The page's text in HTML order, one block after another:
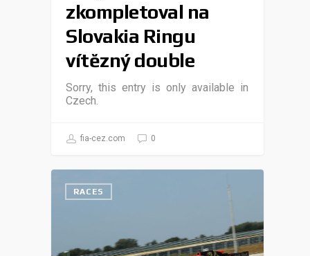
zkompletoval na
Slovakia Ringu
vítězný double
Sorry, this entry is only available in
Czech.
fia-cez.com 0
RACES